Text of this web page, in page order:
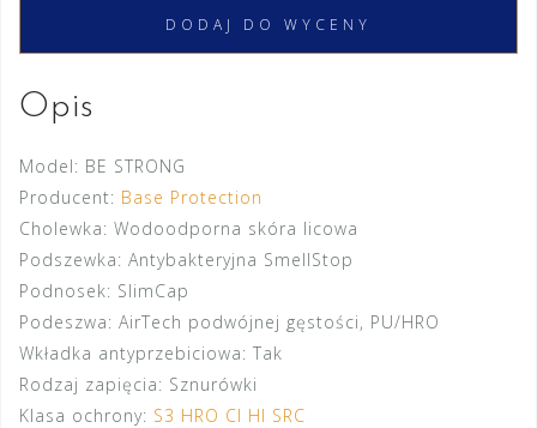
DODAJ DO WYCENY
Opis
Model: BE STRONG
Producent: Base Protection
Cholewka: Wodoodporna skóra licowa
Podszewka: Antybakteryjna SmellStop
Podnosek: SlimCap
Podeszwa: AirTech podwójnej gęstości, PU/HRO
Wkładka antyprzebiciowa: Tak
Rodzaj zapięcia: Sznurówki
Klasa ochrony: S3 HRO CI HI SRC